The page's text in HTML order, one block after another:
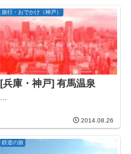
旅行・おでかけ（神戸）
[兵庫・神戸] 有馬温泉
...
2014.08.26
鉄道の旅